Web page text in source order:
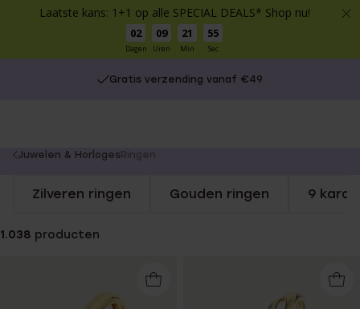
Laatste kans: 1+1 op alle SPECIAL DEALS* Shop nu!
02
Dagen
09
Uren
21
Min
54
Sec
Gratis verzending vanaf €49
You
here:
Juwelen & HorlogesRingen
Zilveren ringen Gouden ringen 9
1.038 producten